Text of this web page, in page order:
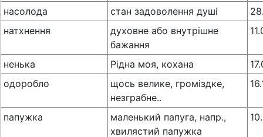
насолода
стан задоволення душі
натхнення
духовне або внутрiшне
бажання
ненька Рідна моя, кохана
одоробло
щось велике, громіздке,
незграбне..
папужка
маленький папуга, напр.,
хвилястий папужка